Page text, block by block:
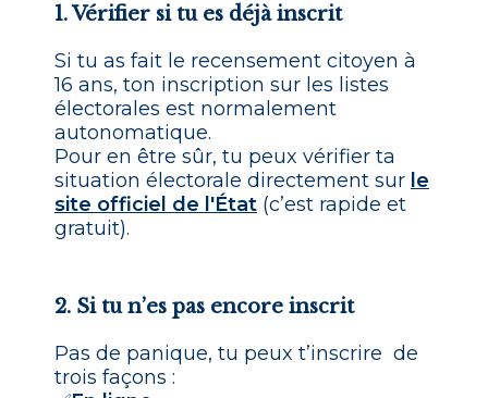
1. Vérifier si tu es déjà inscrit
Si tu as fait le recensement citoyen à
16 ans, ton inscription sur les listes
électorales est normalement
autonomatique.
Pour en être sûr, tu peux vérifier ta
situation électorale directement sur le
site officiel de l'État (c’est rapide et
gratuit).
2. Si tu n’es pas encore inscrit
Pas de panique, tu peux t’inscrire de
trois façons :